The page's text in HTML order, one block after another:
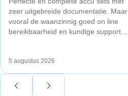
zeer uitgebreide documentatie. Maar
vooral de waanzinnig goed on line
bereikbaarheid en kundige support
5 augustus 2026